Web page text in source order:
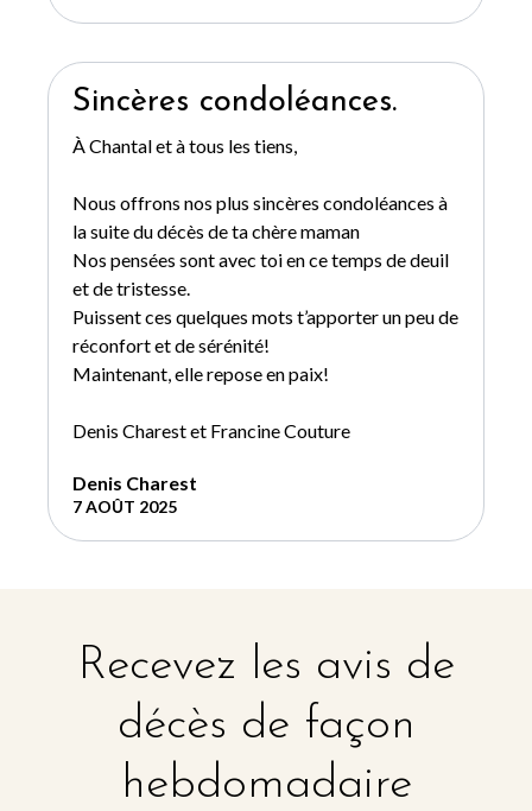
Sincères condoléances.
À Chantal et à tous les tiens,
Nous offrons nos plus sincères condoléances à
la suite du décès de ta chère maman
Nos pensées sont avec toi en ce temps de deuil
et de tristesse.
Puissent ces quelques mots t’apporter un peu de
réconfort et de sérénité!
Maintenant, elle repose en paix!
Denis Charest et Francine Couture
Denis Charest
7 AOÛT 2025
Recevez les avis de
décès de façon
hebdomadaire